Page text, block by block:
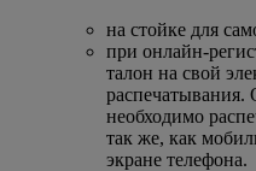
на стойке для
при онлайн-
талон на свой
необходимо
так же, как
экране телефона.